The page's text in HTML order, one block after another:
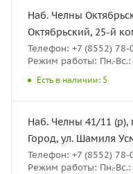
Наб. Челны
Октябрьский, 25-й
Телефон: +7 (8552) 78-
Режим работы: Пн.-Вс.:
Есть в наличии: 5
Наб. Челны 41/11
Город, ул. Шамиля
Телефон: +7 (8552) 78-
Режим работы: Пн.-Вс.: